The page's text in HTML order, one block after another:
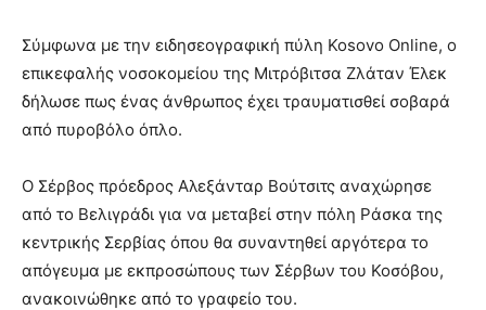
Σύμφωνα με την ειδησεογραφική πύλη Kosovo Online, ο
επικεφαλής νοσοκομείου της Μιτρόβιτσα Ζλάταν Έλεκ
δήλωσε πως ένας άνθρωπος έχει τραυματισθεί σοβαρά
από πυροβόλο όπλο.
Ο Σέρβος πρόεδρος Αλεξάνταρ Βούτσιτς αναχώρησε
από το Βελιγράδι για να μεταβεί στην πόλη Ράσκα της
κεντρικής Σερβίας όπου θα συναντηθεί αργότερα το
απόγευμα με εκπροσώπους των Σέρβων του Κοσόβου,
ανακοινώθηκε από το γραφείο του.